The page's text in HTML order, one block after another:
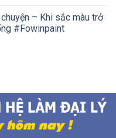
– Khi sắc màu trở
#Fowinpaint